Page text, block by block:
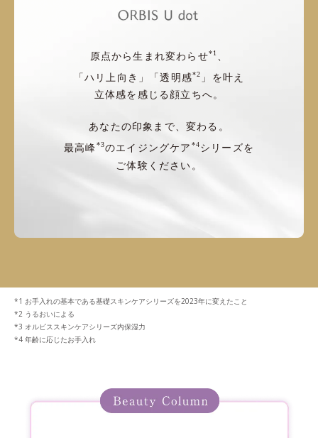
原点から生まれ変わらせ*1
「ハリ上向き」「透明感*2 」を叶え
立体感を感じる顔立ちへ。
あなたの印象まで、変わる。
最高峰*3のエイジングケア *4シリーズを
ご体験ください。
お手入れの基本である基礎スキンケアシリーズを2023年に変えたこと
うるおいによる
オルビススキンケアシリーズ内保湿力
年齢に応じたお手入れ